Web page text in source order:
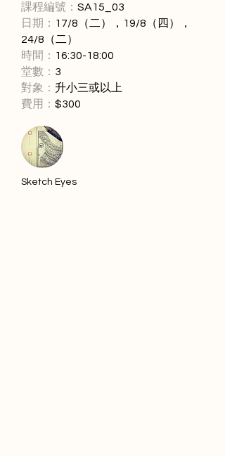
課程編號： SA15_03
日期： 17/8（二），19/8（四），
24/8（二）
時間： 16:30-18:00
堂數： 3
對象： 升小三或以上
​費用： $300
Sketch Eyes